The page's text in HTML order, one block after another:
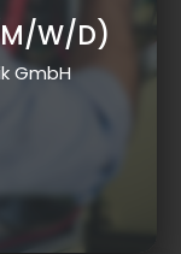
W/D)
GmbH